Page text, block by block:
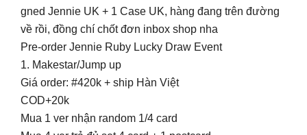
gned Jennie UK + 1 Case UK, hàng đang trên đường
về rồi, đồng chí chốt đơn inbox shop nha
Pre-order Jennie Ruby Lucky Draw Event
1. Makestar/Jump up
Giá order: #420k + ship Hàn Việt
COD+20k
Mua 1 ver nhận random 1/4 card